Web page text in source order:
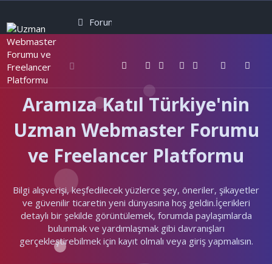
Forumlar
Aramıza Katıl Türkiye'nin
Uzman Webmaster Forumu
ve Freelancer Platformu
Bilgi alışverişi, keşfedilecek yüzlerce şey, öneriler, şikayetler
ve güvenilir ticaretin yeni dünyasına hoş geldin.İçerikleri
detaylı bir şekilde görüntülemek, forumda paylaşımlarda
bulunmak ve yardımlaşmak gibi davranışları
gerçekleştirebilmek için kayıt olmalı veya giriş yapmalısın.